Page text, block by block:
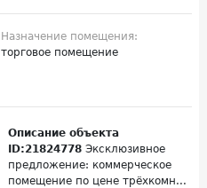
Назначение помещения:
торговое помещение
Описание объекта
ID:21824778 Эксклюзивное
предложение: коммерческое
помещение по цене трёхкомн...